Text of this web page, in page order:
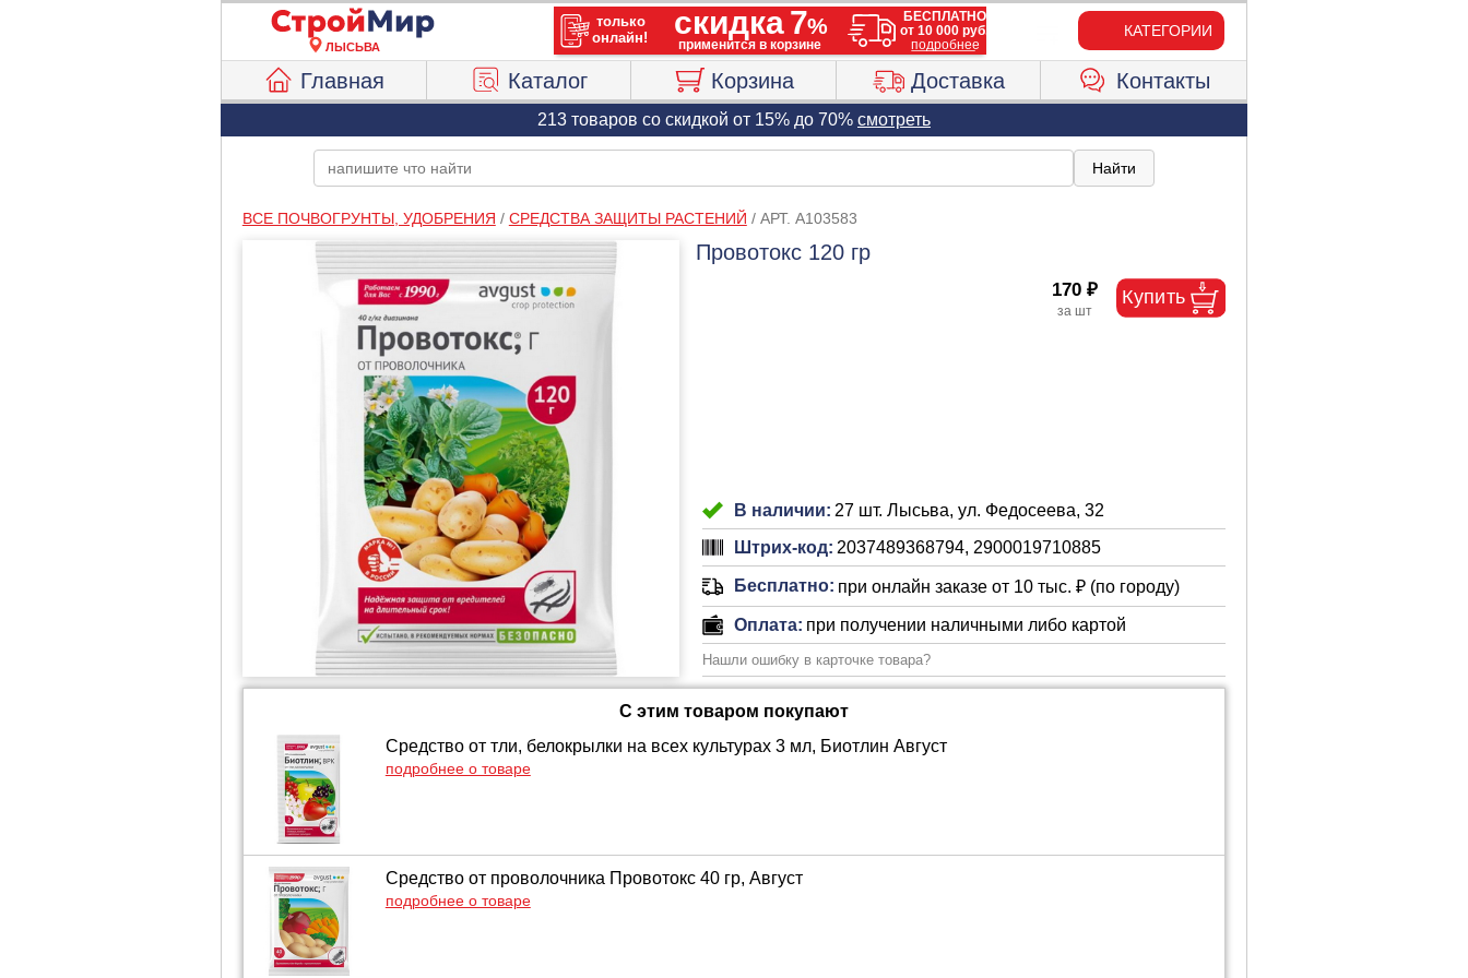
ЛЫСЬВА
КАТЕГОРИИ
Главная Каталог Корзина Доставка Контакты
213 товаров со скидкой от 15% до 70% смотреть
ВСЕ ПОЧВОГРУНТЫ, УДОБРЕНИЯ / СРЕДСТВА ЗАЩИТЫ РАСТЕНИЙ / АРТ. A103583
Провотокс 120 гр
170 ₽
В наличии: 27 шт. Лысьва, ул. Федосеева, 32
Штрих-код: 2037489368794, 2900019710885
Бесплатно: при онлайн заказе от 10 тыс. ₽ (по городу)
Оплата: при получении наличными либо картой
Нашли ошибку в карточке товара?
С этим товаром покупают
Средство от тли, белокрылки на всех культурах 3 мл, Биотлин Август
подробнее о товаре
Средство от проволочника Провотокс 40 гр, Август
подробнее о товаре